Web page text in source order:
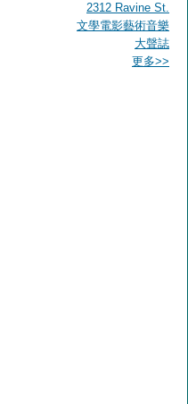
2312 Ravine St.
文學電影藝術音樂
大聲誌
更多>>